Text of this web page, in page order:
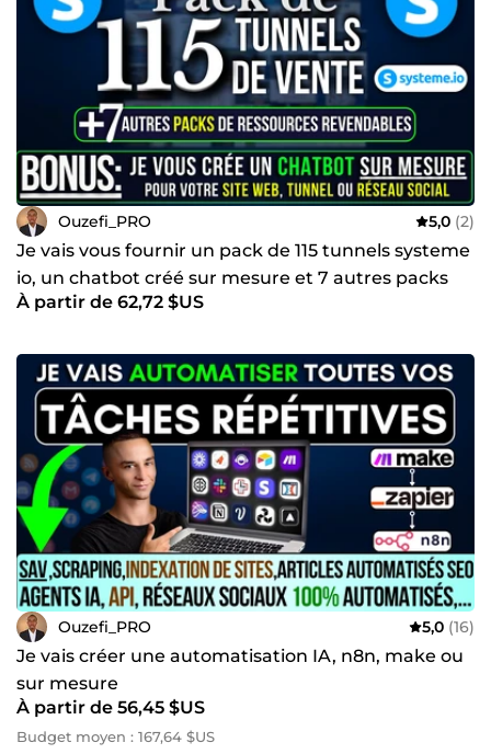
Ouzefi_PRO 5,0 (2)
Je vais vous fournir un pack de 115 tunnels systeme
io, un chatbot créé sur mesure et 7 autres packs
riches
À partir de 62,72 $US
Ouzefi_PRO 5,0 (16)
Je vais créer une automatisation IA, n8n, make ou
sur mesure
À partir de 56,45 $US
Budget moyen : 167,64 $US